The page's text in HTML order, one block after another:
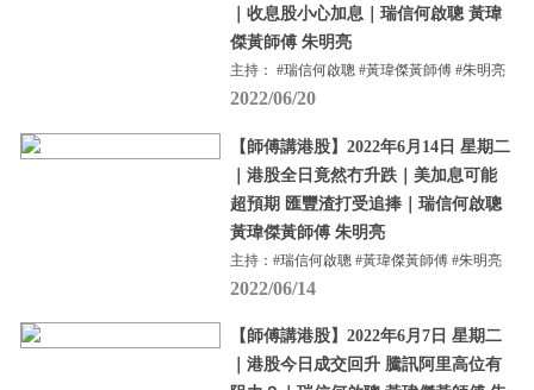
｜收息股小心加息｜瑞信何啟聰 黃瑋
傑黃師傅 朱明亮
主持： #瑞信何啟聰 #黃瑋傑黃師傅 #朱明亮
2022/06/20
【師傅講港股】2022年6月14日 星期二
｜港股全日竟然冇升跌｜美加息可能
超預期 匯豐渣打受追捧｜瑞信何啟聰
黃瑋傑黃師傅 朱明亮
主持：#瑞信何啟聰 #黃瑋傑黃師傅 #朱明亮
2022/06/14
【師傅講港股】2022年6月7日 星期二
｜港股今日成交回升 騰訊阿里高位有